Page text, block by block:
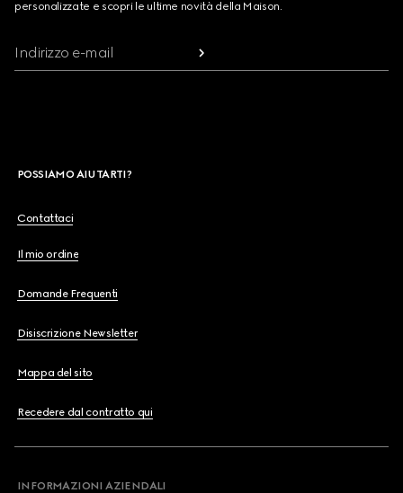
personalizzate e scopri le ultime novità della Maison.
Indirizzo e-mail
POSSIAMO AIUTARTI?
Contattaci
Il mio ordine
Domande Frequenti
Disiscrizione Newsletter
Mappa del sito
Recedere dal contratto qui
INFORMAZIONI AZIENDALI